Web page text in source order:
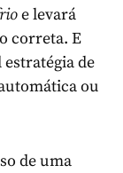
e levará
correta. E
de
ou
de uma